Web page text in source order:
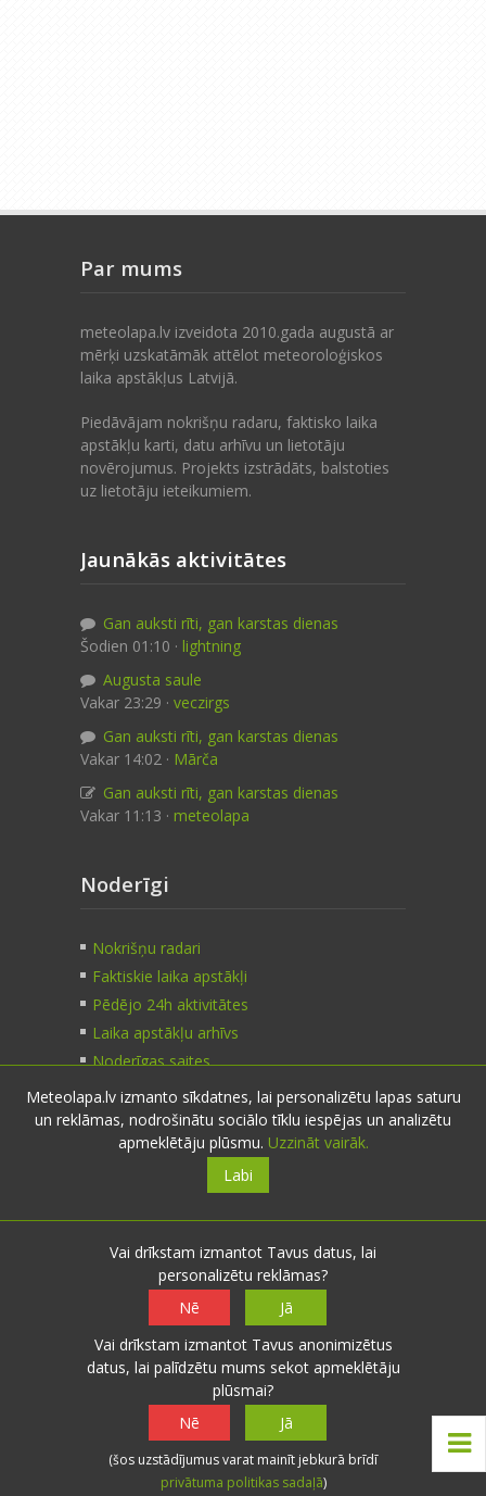
Par mums
meteolapa.lv izveidota 2010.gada augustā ar
mērķi uzskatāmāk attēlot meteoroloģiskos
laika apstākļus Latvijā.
Piedāvājam nokrišņu radaru, faktisko laika
apstākļu karti, datu arhīvu un lietotāju
novērojumus. Projekts izstrādāts, balstoties
uz lietotāju ieteikumiem.
Jaunākās aktivitātes
Gan auksti rīti, gan karstas dienas
Šodien 01:10 · lightning
Augusta saule
Vakar 23:29 · veczirgs
Gan auksti rīti, gan karstas dienas
Vakar 14:02 · Mārča
Gan auksti rīti, gan karstas dienas
Vakar 11:13 · meteolapa
Noderīgi
Nokrišņu radari
Faktiskie laika apstākļi
Pēdējo 24h aktivitātes
Laika apstākļu arhīvs
Noderīgas saites
Kontakti
nosūti ziņu
Seko mums
© 2026 meteolapa.lv. v2
Raksti· Galerijas· Radars·
laika apstākļi· Sazināties· Privātuma politika
Lietošanas noteikumi· Par mums
Meteolapa.lv izmanto sīkdatnes, lai personalizētu lapas saturu
un reklāmas, nodrošinātu sociālo tīklu iespējas un analizētu
apmeklētāju plūsmu. Uzzināt vairāk.
Labi
Vai drīkstam izmantot Tavus datus, lai
personalizētu reklāmas?
Nē
Jā
Vai drīkstam izmantot Tavus anonimizētus
datus, lai palīdzētu mums sekot apmeklētāju
plūsmai?
Nē
Jā
(šos uzstādījumus varat mainīt jebkurā brīdī
privātuma politikas sadaļā)